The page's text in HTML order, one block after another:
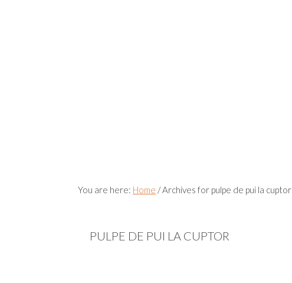
You are here: Home /Archives for pulpe de pui la cuptor
PULPE DE PUI LA CUPTOR